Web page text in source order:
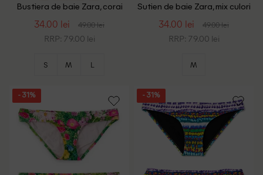
Bustiera de baie Zara, corai
34.00 lei 49.00 lei
RRP: 79.00 lei
S M L
Sutien de baie Zara, mix culori
34.00 lei 49.00 lei
RRP: 79.00 lei
M
- 31% - 31%